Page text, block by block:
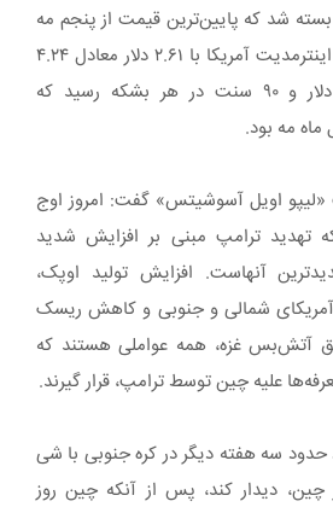
بسته شد که پایین‌ترین قیمت از پنجم مه
بود. نفت وست تگزاس اینترمدیت آمریکا با ۲.۶۱ دلار معادل ۴.۲۴
درصد کاهش، به ۵۸ دلار و ۹۰ سنت در هر بشکه رسید که
ماه مه بود.
«لیپو اویل آسوشیتس» گفت: امروز اوج
تهدید ترامپ مبنی بر افزایش شدید
آنهاست. افزایش تولید اوپک،
آمریکای شمالی و جنوبی و کاهش ریسک
آتش‌بس غزه، همه عواملی هستند که
علیه چین توسط ترامپ، قرار گیرند.
حدود سه هفته دیگر در کره جنوبی با شی
دیدار کند، پس از آنکه چین روز